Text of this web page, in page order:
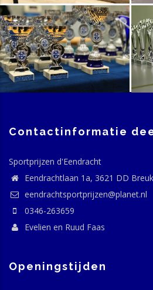
Contactinformatie
Sportprijzen d'Eendracht
Eendrachtlaan 1a, 3621 DD
eendrachtsportprijzen@planet.nl
0346-263659
Evelien en Ruud Faas
Openingstijden